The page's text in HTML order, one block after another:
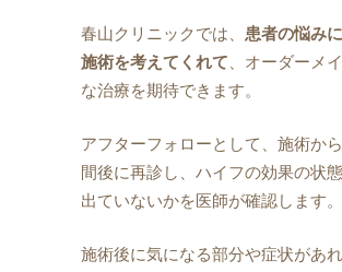
春山クリニックでは、 患者の悩み
施術を考えてくれて、オーダーメ
な治療を期待できます。
アフターフォローとして、施術か
間後に再診し、ハイフの効果の状
出ていないかを医師が確認します。
施術後に気になる部分や症状があ